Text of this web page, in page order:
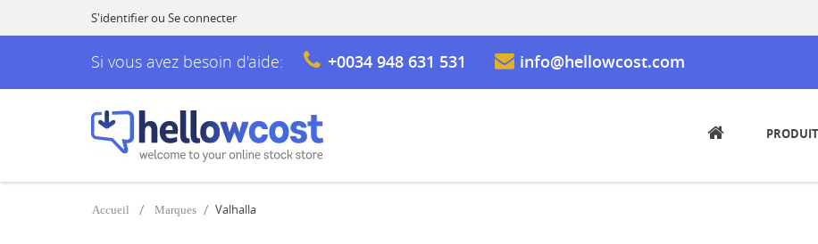
S'identifierou Se connecter
Si vous avez besoin d'aide: +0034 948 631 531 info@hellowcost.com
Accueil Marques Valhalla